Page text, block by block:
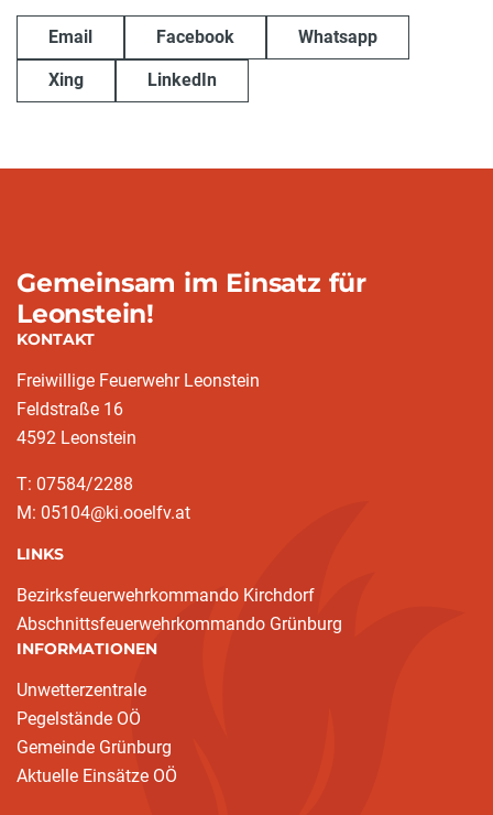
Email Facebook Whatsapp
Xing LinkedIn
Gemeinsam im Einsatz für
Leonstein!
KONTAKT
Freiwillige Feuerwehr Leonstein
Feldstraße 16
4592 Leonstein
T: 07584/2288
M: 05104@ki.ooelfv.at
LINKS
Bezirksfeuerwehrkommando Kirchdorf
Abschnittsfeuerwehrkommando Grünburg
INFORMATIONEN
Unwetterzentrale
Pegelstände OÖ
Gemeinde Grünburg
Aktuelle Einsätze OÖ